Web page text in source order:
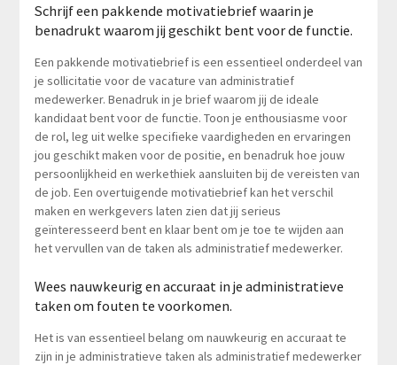
Schrijf een pakkende motivatiebrief waarin je
benadrukt waarom jij geschikt bent voor de functie.
Een pakkende motivatiebrief is een essentieel onderdeel van
je sollicitatie voor de vacature van administratief
medewerker. Benadruk in je brief waarom jij de ideale
kandidaat bent voor de functie. Toon je enthousiasme voor
de rol, leg uit welke specifieke vaardigheden en ervaringen
jou geschikt maken voor de positie, en benadruk hoe jouw
persoonlijkheid en werkethiek aansluiten bij de vereisten van
de job. Een overtuigende motivatiebrief kan het verschil
maken en werkgevers laten zien dat jij serieus
geïnteresseerd bent en klaar bent om je toe te wijden aan
het vervullen van de taken als administratief medewerker.
Wees nauwkeurig en accuraat in je administratieve
taken om fouten te voorkomen.
Het is van essentieel belang om nauwkeurig en accuraat te
zijn in je administratieve taken als administratief medewerker